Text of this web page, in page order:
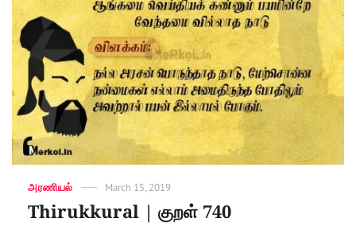
Categories
அரணியல்
Posted
March 15, 2019
Thirukkural | குறள் 740